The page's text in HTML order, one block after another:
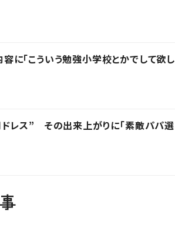
「こういう勉強小学校とかでして欲し
レス” その出来上がりに「素敵パパ選